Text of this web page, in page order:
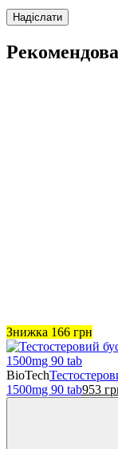
Надіслати
Знижка 166 грн
BioTech
1500mg 90 tab953